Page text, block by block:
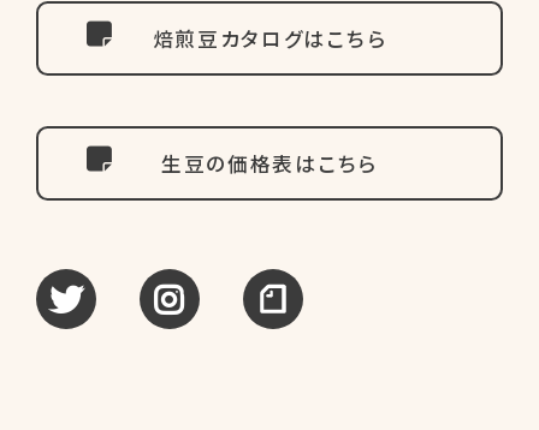
tweet instagram
焙煎豆カタログはこちら
生豆の価格表はこちら